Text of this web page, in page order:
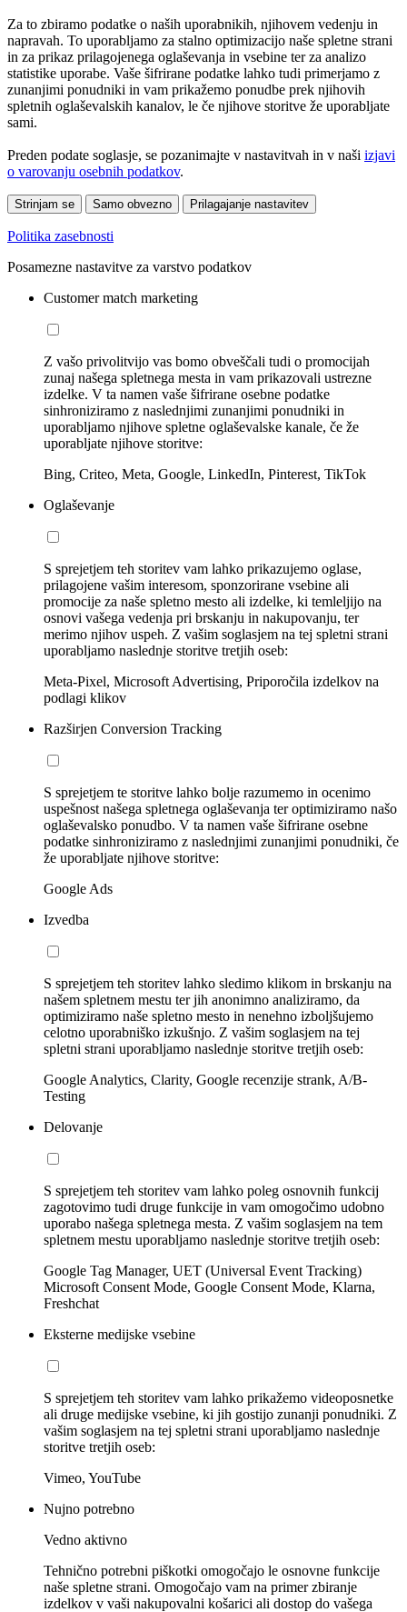
Za to zbiramo podatke o naših uporabnikih, njihovem vedenju in
napravah. To uporabljamo za stalno optimizacijo naše spletne strani
in za prikaz prilagojenega oglaševanja in vsebine ter za analizo
statistike uporabe. Vaše šifrirane podatke lahko tudi primerjamo z
zunanjimi ponudniki in vam prikažemo ponudbe prek njihovih
spletnih oglaševalskih kanalov, le če njihove storitve že uporabljate
sami.
Preden podate soglasje, se pozanimajte v nastavitvah in v naši izjavi
o varovanju osebnih podatkov.
Strinjam se Samo obvezno Prilagajanje nastavitev
Politika zasebnosti
Posamezne nastavitve za varstvo podatkov
Customer match marketing
Z vašo privolitvijo vas bomo obveščali tudi o promocijah
zunaj našega spletnega mesta in vam prikazovali ustrezne
izdelke. V ta namen vaše šifrirane osebne podatke
sinhroniziramo z naslednjimi zunanjimi ponudniki in
uporabljamo njihove spletne oglaševalske kanale, če že
uporabljate njihove storitve:
Bing, Criteo, Meta, Google, LinkedIn, Pinterest, TikTok
Oglaševanje
S sprejetjem teh storitev vam lahko prikazujemo oglase,
prilagojene vašim interesom, sponzorirane vsebine ali
promocije za naše spletno mesto ali izdelke, ki temleljijo na
osnovi vašega vedenja pri brskanju in nakupovanju, ter
merimo njihov uspeh. Z vašim soglasjem na tej spletni strani
uporabljamo naslednje storitve tretjih oseb:
Meta-Pixel, Microsoft Advertising, Priporočila izdelkov na
podlagi klikov
Razširjen Conversion Tracking
S sprejetjem te storitve lahko bolje razumemo in ocenimo
uspešnost našega spletnega oglaševanja ter optimiziramo našo
oglaševalsko ponudbo. V ta namen vaše šifrirane osebne
podatke sinhroniziramo z naslednjimi zunanjimi ponudniki, če
že uporabljate njihove storitve:
Google Ads
Izvedba
S sprejetjem teh storitev lahko sledimo klikom in brskanju na
našem spletnem mestu ter jih anonimno analiziramo, da
optimiziramo naše spletno mesto in nenehno izboljšujemo
celotno uporabniško izkušnjo. Z vašim soglasjem na tej
spletni strani uporabljamo naslednje storitve tretjih oseb:
Google Analytics, Clarity, Google recenzije strank, A/B-
Testing
Delovanje
S sprejetjem teh storitev vam lahko poleg osnovnih funkcij
zagotovimo tudi druge funkcije in vam omogočimo udobno
uporabo našega spletnega mesta. Z vašim soglasjem na tem
spletnem mestu uporabljamo naslednje storitve tretjih oseb:
Google Tag Manager, UET (Universal Event Tracking)
Microsoft Consent Mode, Google Consent Mode, Klarna,
Freshchat
Eksterne medijske vsebine
S sprejetjem teh storitev vam lahko prikažemo videoposnetke
ali druge medijske vsebine, ki jih gostijo zunanji ponudniki. Z
vašim soglasjem na tej spletni strani uporabljamo naslednje
storitve tretjih oseb:
Vimeo, YouTube
Nujno potrebno
Vedno aktivno
Tehnično potrebni piškotki omogočajo le osnovne funkcije
naše spletne strani. Omogočajo vam na primer zbiranje
izdelkov v vaši nakupovalni košarici ali dostop do vašega